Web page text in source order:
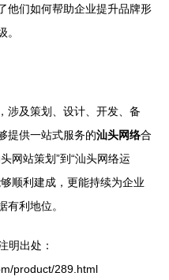
他们如何帮助企业提升品牌形
涉及策划、设计、开发、备
提供一站式服务的汕头网络合
网站策划”到“汕头网络运
顺利建成，更能持续为企业
有利地位。
明出处：
product/289.html